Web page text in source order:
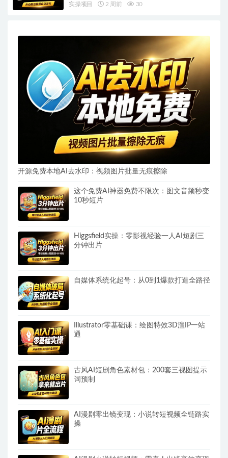
实操项目 2 周前 30
开源免费本地AI去水印：视频图片批量无痕擦除
这个免费AI神器免费不限次：图文音频秒变
10秒短片
Higgsfield实操：零影视经验一人AI短剧三
分钟出片
自媒体系统化起号：从0到1爆款打造全路径
Illustrator零基础课：绘图特效3D渲IP一站
通
古风AI短剧角色素材包：200套三视图提示
词预制
AI漫剧零出镜变现：小说转短视频全链路实
操